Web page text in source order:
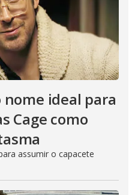
nome ideal para
Cage como
assumir o capacete